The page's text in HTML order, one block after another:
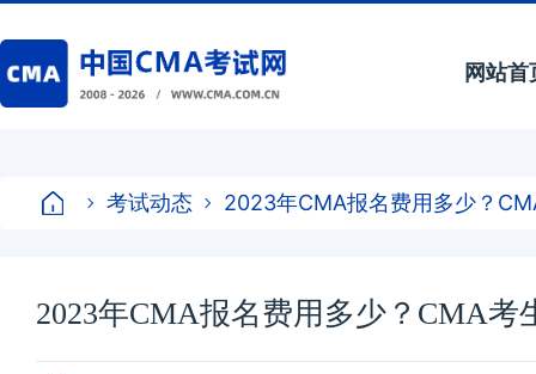
网站首
考试动态 2023年CMA报名费用多少？
2023年CMA报名费用多少？CMA考